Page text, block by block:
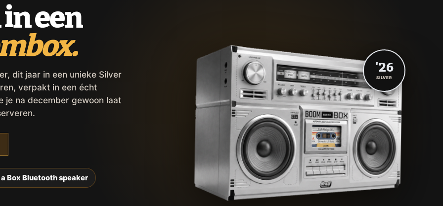
een
dit jaar in een unieke Silver
verpakt in een écht
je na december gewoon laat
Box Bluetooth speaker
'26
SILVER